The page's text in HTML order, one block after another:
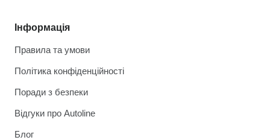
Інформація
Правила та умови
Політика конфіденційності
Поради з безпеки
Відгуки про Autoline
Блог